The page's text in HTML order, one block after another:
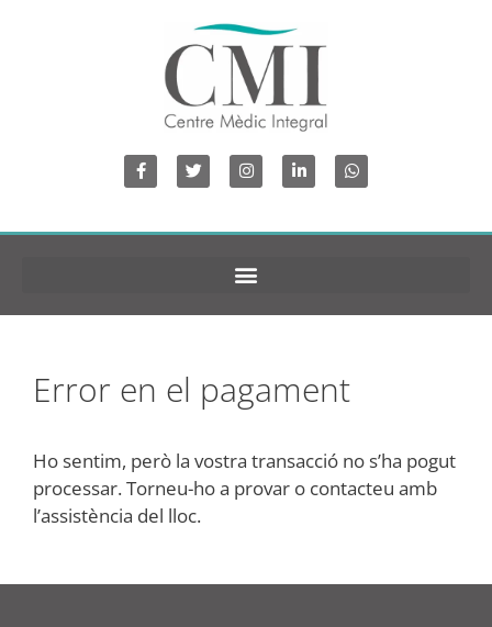
Error en el pagament
Ho sentim, però la vostra transacció no s’ha pogut
processar. Torneu-ho a provar o contacteu amb
l’assistència del lloc.